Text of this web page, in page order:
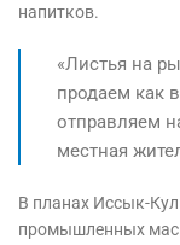
напитков.
«Листья на
продаем как
отправляем
местная
В планах Иссык-
промышленных